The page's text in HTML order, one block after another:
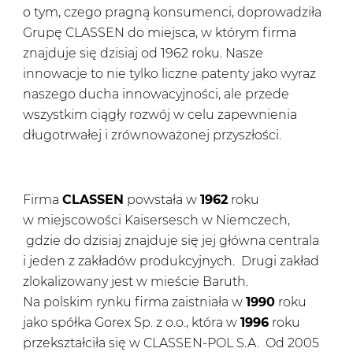
o tym, czego pragną konsumenci, doprowadziła
Grupę CLASSEN do miejsca, w którym firma
znajduje się dzisiaj od 1962 roku. Nasze
innowacje to nie tylko liczne patenty jako wyraz
naszego ducha innowacyjności, ale przede
wszystkim ciągły rozwój w celu zapewnienia
długotrwałej i zrównoważonej przyszłości.
FirmaCLASSEN powstała w1962 roku
w miejscowości Kaisersesch w Niemczech,
gdzie do dzisiaj znajduje się jej główna centrala
i jeden z zakładów produkcyjnych. Drugi zakład
zlokalizowany jest w mieście Baruth.
Na polskim rynku firma zaistniała w1990 roku
jako spółka Gorex Sp. z o.o., która w1996 roku
przekształciła się w CLASSEN-POL S.A. Od 2005